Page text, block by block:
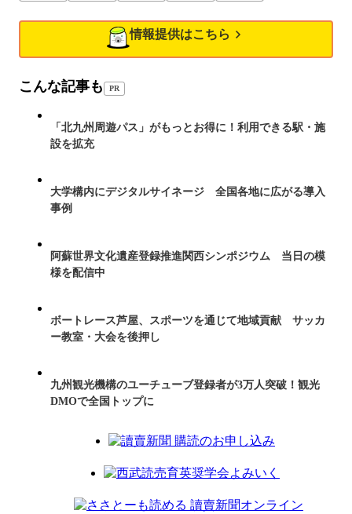
情報提供はこちら
こんな記事も PR
「北九州周遊パス」がもっとお得に！利用できる駅・施
設を拡充
大学構内にデジタルサイネージ 全国各地に広がる導入
事例
阿蘇世界文化遺産登録推進関西シンポジウム 当日の模
様を配信中
ボートレース芦屋、スポーツを通じて地域貢献 サッカ
ー教室・大会を後押し
九州観光機構のユーチューブ登録者が3万人突破！観光
DMOで全国トップに